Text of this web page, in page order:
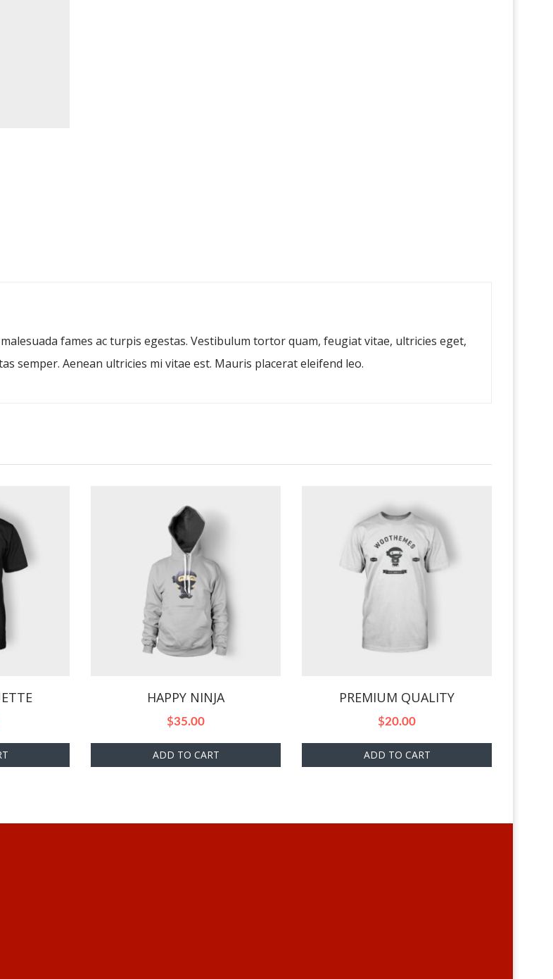
fames ac turpis egestas. Vestibulum tortor quam, feugiat vitae, ultricies eget,
semper. Aenean ultricies mi vitae est. Mauris placerat eleifend leo.
HAPPY NINJA
$35.00
ADD TO CART
PREMIUM QUALITY
$20.00
ADD TO CART